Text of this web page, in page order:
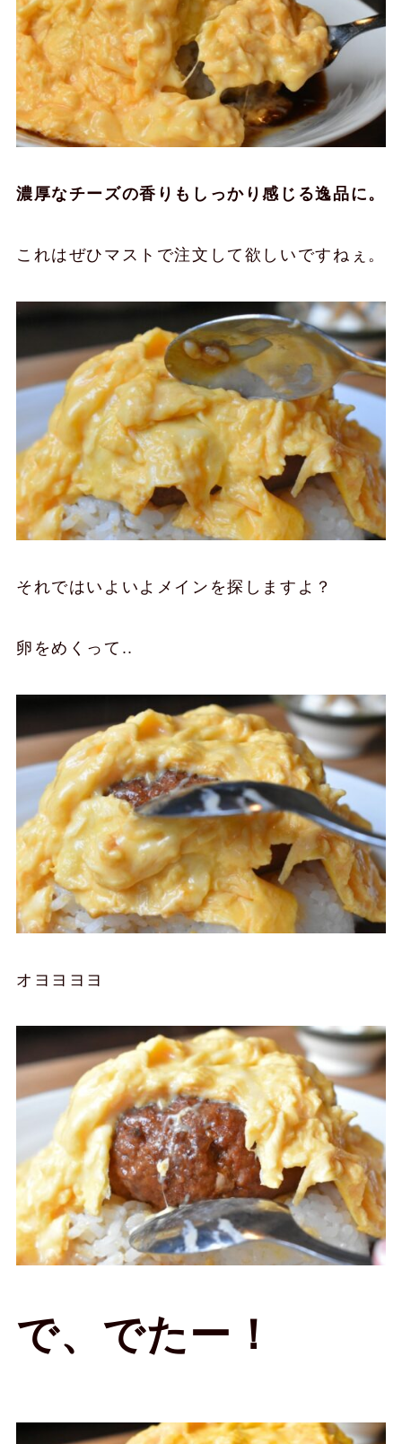
濃厚なチーズの香りもしっかり感じる逸品に。
これはぜひマストで注文して欲しいですねぇ。
それではいよいよメインを探しますよ？
卵をめくって..
オヨヨヨヨ
で、でたー！